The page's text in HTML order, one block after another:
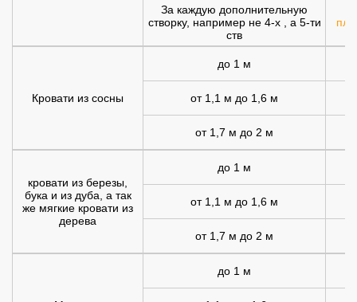
За каждую дополнительную
створку, например не 4-х , а 5-ти
ств
Кровати из сосны
до 1 м
от 1,1 м до 1,6 м
от 1,7 м до 2 м
кровати из березы,
бука и из дуба, а так
же мягкие кровати из
дерева
до 1 м
от 1,1 м до 1,6 м
от 1,7 м до 2 м
до 1 м